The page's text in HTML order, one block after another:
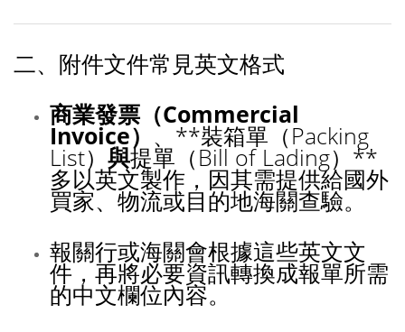
二、附件文件常見英文格式
商業發票（Commercial
Invoice） 、**裝箱單（Packing
List） 與提單（Bill of Lading）**
多以英文製作，因其需提供給國外
買家、物流或目的地海關查驗。
報關行或海關會根據這些英文文
件，再將必要資訊轉換成報單所需
的中文欄位內容。